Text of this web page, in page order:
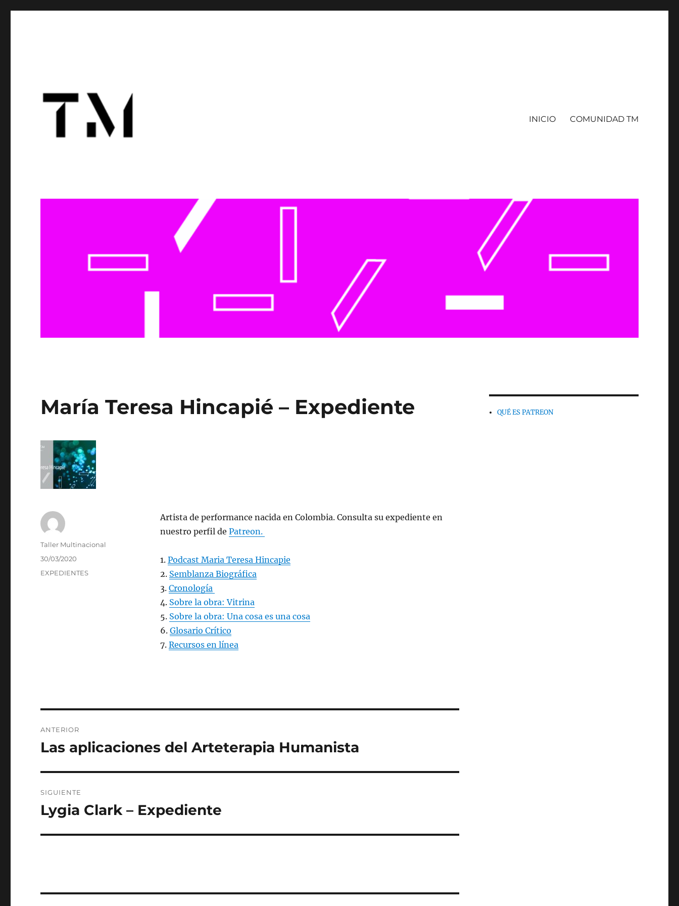
INICIO COMUNIDAD TM
María Teresa Hincapié – Expediente
Artista de performance nacida en Colombia. Consulta su expediente en
nuestro perfil de Patreon.
1. Podcast Maria Teresa Hincapie
2. Semblanza Biográfica
3. Cronología
4. Sobre la obra: Vitrina
5. Sobre la obra: Una cosa es una cosa
6. Glosario Crítico
7. Recursos en línea
Autor
Taller Multinacional
Publicado
30/03/2020
Categorías
EXPEDIENTES
de
ANTERIOR
Entrada
Las aplicaciones del Arteterapia Humanista
SIGUIENTE
Entrada
Lygia Clark – Expediente
QUÉ ES PATREON